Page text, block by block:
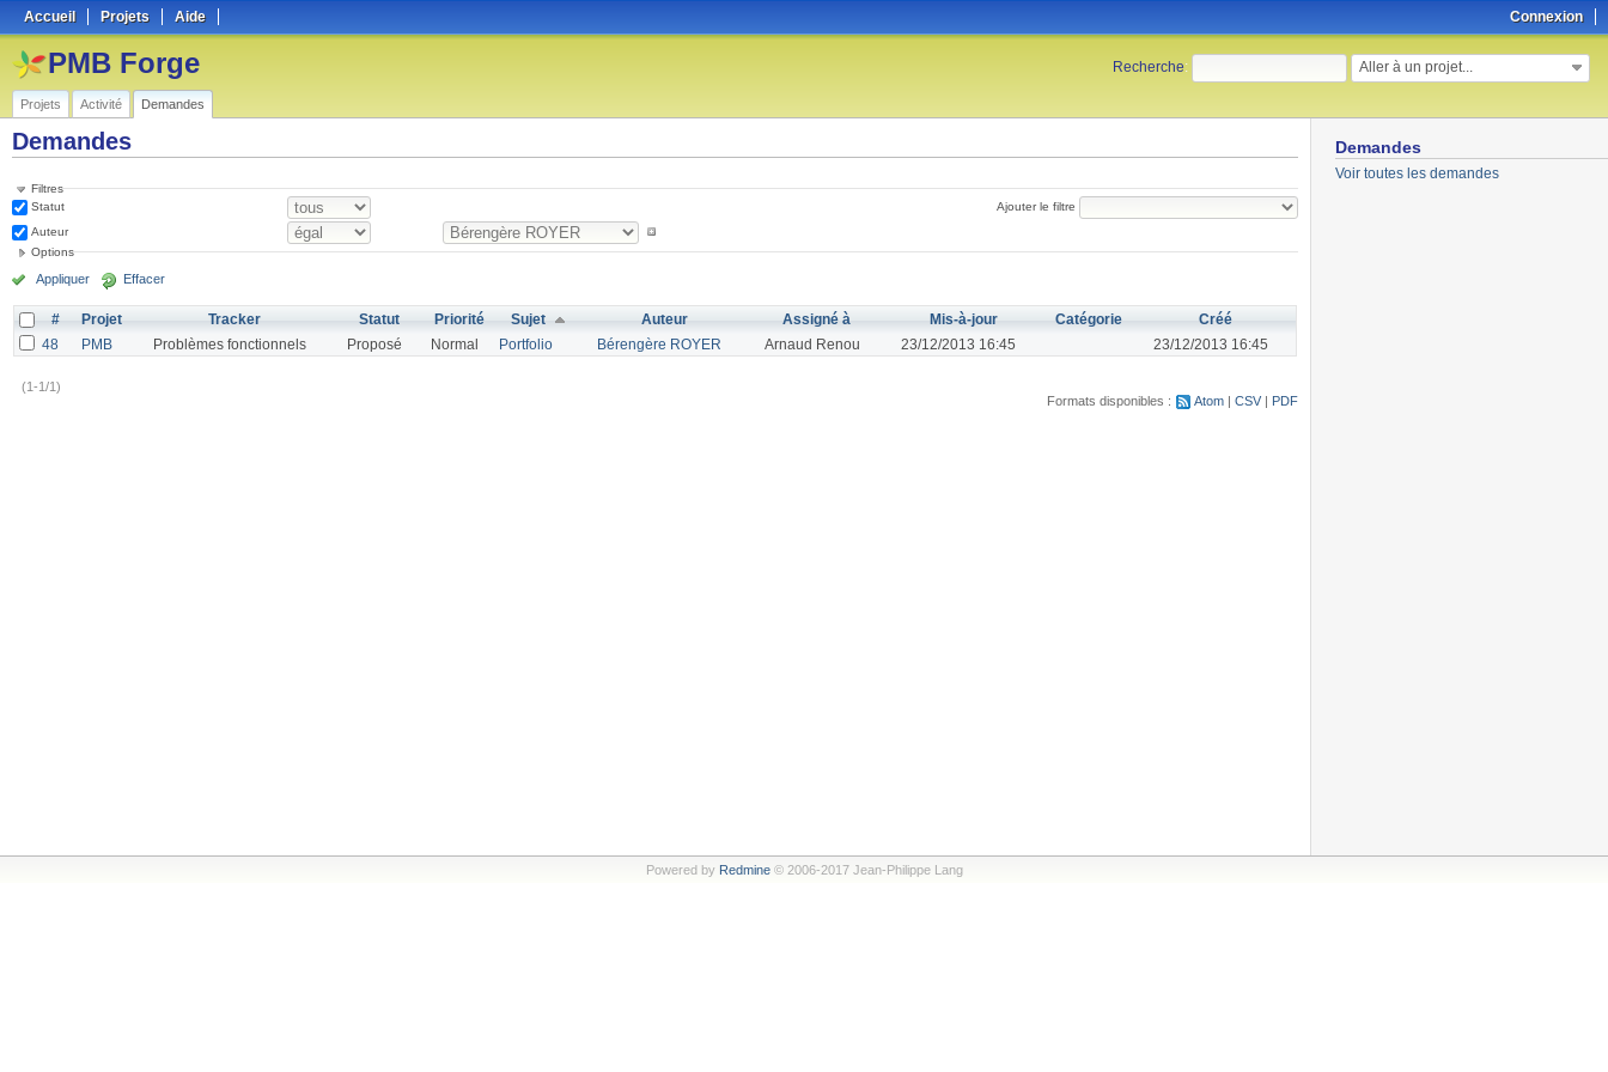
Connexion
Accueil Projets Aide
Recherche: Aller à un projet...
PMB Forge
Projets Activité Demandes
Demandes
Voir toutes les demandes
Demandes
Filtres
Statut
Auteur
Ajouter le filtre
Options
Appliquer Effacer
# Projet Tracker Statut Priorité Sujet Auteur Assigné à Mis-à-jour Catégorie
Créé
48
PMB Problèmes fonctionnels Proposé Normal Portfolio Bérengère ROYER Arnaud Renou 23/12/2013 16:45 23/12/2013 16:45
(1-1/1)
Formats disponibles :
Atom CSV PDF
Powered by Redmine© 2006-2017 Jean-Philippe Lang